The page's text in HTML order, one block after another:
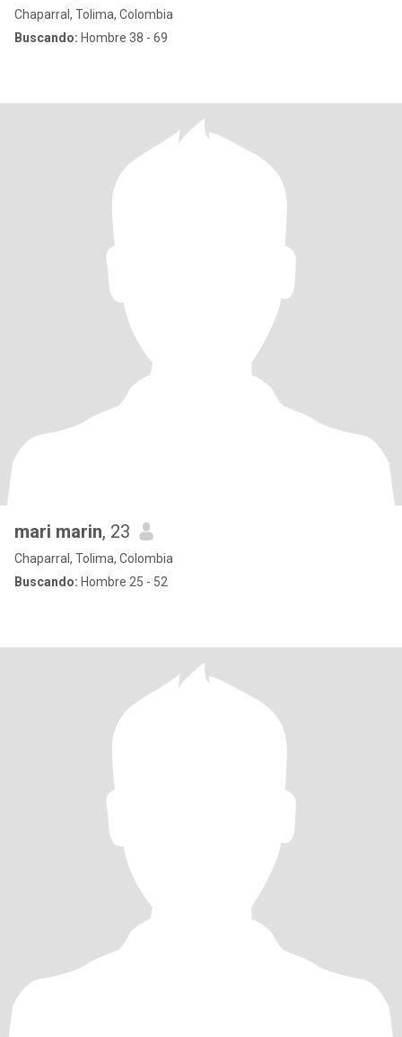
Chaparral, Tolima, Colombia
Buscando: Hombre 38 - 69
mari marin, 23
Chaparral, Tolima, Colombia
Buscando: Hombre 25 - 52